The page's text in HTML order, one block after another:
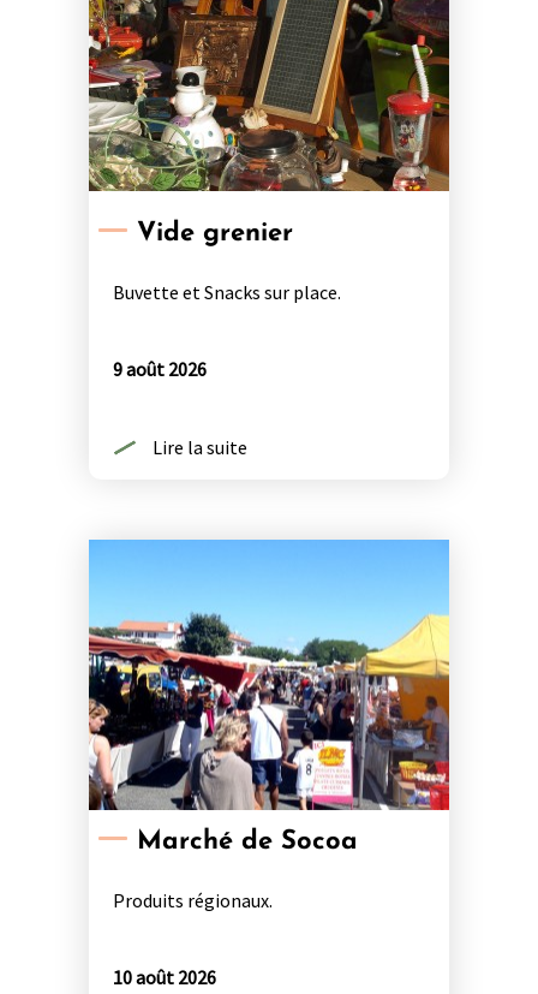
Vide grenier
Buvette et Snacks sur place.
9 août 2026
Lire la suite
Marché de Socoa
Produits régionaux.
10 août 2026